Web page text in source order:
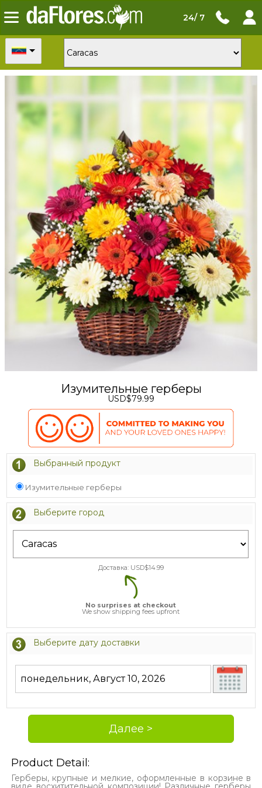
24/ 7
Изумительные герберы
USD$79.99
Выбранный продукт
Изумительные герберы
Выберите город
Доставка: USD$14.99
No surprises at checkout
We show shipping fees upfront
Выберите дату доставки
Product Detail:
Герберы, крупные и мелкие, оформленные в корзине в